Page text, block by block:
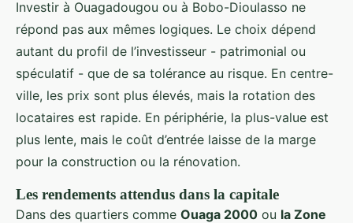
Investir à Ouagadougou ou à Bobo-Dioulasso ne
répond pas aux mêmes logiques. Le choix dépend
autant du profil de l’investisseur - patrimonial ou
spéculatif - que de sa tolérance au risque. En centre-
ville, les prix sont plus élevés, mais la rotation des
locataires est rapide. En périphérie, la plus-value est
plus lente, mais le coût d’entrée laisse de la marge
pour la construction ou la rénovation.
Les rendements attendus dans la capitale
Dans des quartiers comme Ouaga 2000 ou la Zone